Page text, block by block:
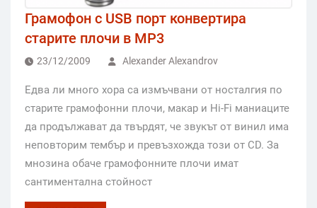
Грамофон с USB порт конвертира
старите плочи в MP3
23/12/2009 Alexander Alexandrov
Едва ли много хора са измъчвани от носталгия по
старите грамофонни плочи, макар и Hi-Fi маниаците
да продължават да твърдят, че звукът от винил има
неповторим тембър и превъзхожда този от CD. За
мнозина обаче грамофонните плочи имат
сантиментална стойност